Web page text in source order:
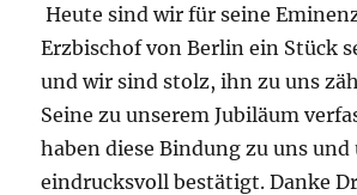
Heute sind wir für seine
Erzbischof von Berlin ein Stück
und wir sind stolz, ihn zu uns
Seine zu unserem Jubiläum
haben diese Bindung zu uns und
eindrucksvoll bestätigt. Danke